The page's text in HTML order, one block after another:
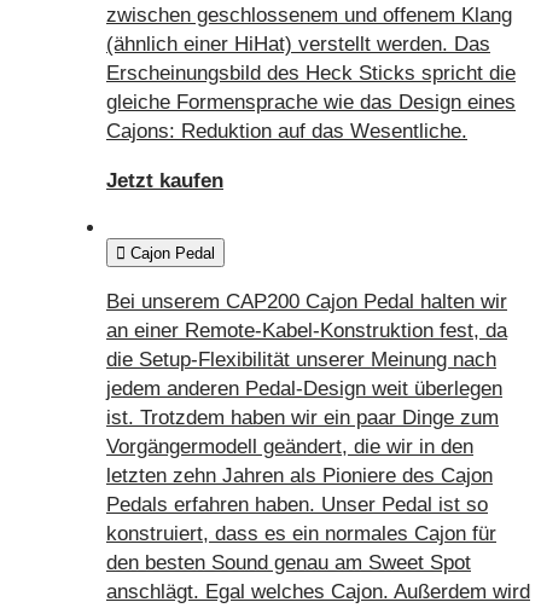
zwischen geschlossenem und offenem Klang
(ähnlich einer HiHat) verstellt werden. Das
Erscheinungsbild des Heck Sticks spricht die
gleiche Formensprache wie das Design eines
Cajons: Reduktion auf das Wesentliche.
Jetzt kaufen
Cajon Pedal
Bei unserem CAP200 Cajon Pedal halten wir
an einer Remote-Kabel-Konstruktion fest, da
die Setup-Flexibilität unserer Meinung nach
jedem anderen Pedal-Design weit überlegen
ist. Trotzdem haben wir ein paar Dinge zum
Vorgängermodell geändert, die wir in den
letzten zehn Jahren als Pioniere des Cajon
Pedals erfahren haben. Unser Pedal ist so
konstruiert, dass es ein normales Cajon für
den besten Sound genau am Sweet Spot
anschlägt. Egal welches Cajon. Außerdem wird